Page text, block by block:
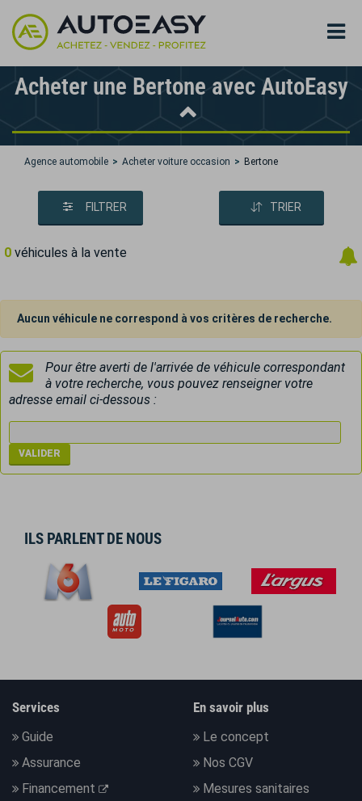
Acheter une Bertone avec AutoEasy
Agence automobile Acheter voiture occasion Bertone
FILTRER TRIER
0 véhicules à la vente
Aucun véhicule ne correspond à vos critères de recherche.
Pour être averti de l'arrivée de véhicule correspondant
à votre recherche, vous pouvez renseigner votre
adresse email ci-dessous :
ILS PARLENT DE NOUS
Services
Guide
Assurance
Financement
En savoir plus
Le concept
Nos CGV
Mesures sanitaires